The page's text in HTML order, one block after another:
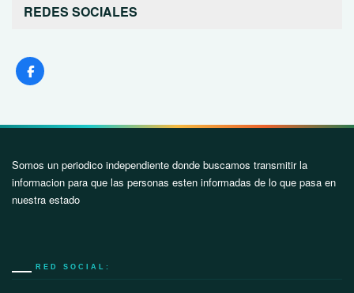
REDES SOCIALES
Somos un periodico independiente donde buscamos transmitir la
informacion para que las personas esten informadas de lo que pasa en
nuestra estado
RED SOCIAL: